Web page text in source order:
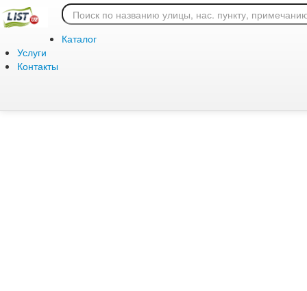
Каталог
Услуги
Контакты
Ошибка 404: страница